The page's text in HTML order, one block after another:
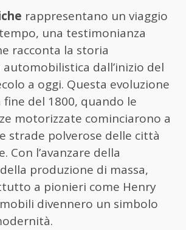
rappresentano un viaggio
una testimonianza
racconta la storia
automobilistica dall’inizio del
a oggi. Questa evoluzione
del 1800, quando le
motorizzate cominciarono a
strade polverose delle città
Con l’avanzare della
produzione di massa,
a pionieri come Henry
divennero un simbolo